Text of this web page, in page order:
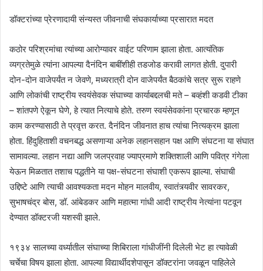
डॉक्टरांच्या प्रेरणादायी संन्यस्त जीवनाची संघकार्याच्या प्रसारात मदत
कठोर परिश्रमांचा त्यांच्या आरोग्यावर वाईट परिणाम झाला होता. आत्यंतिक
व्यग्रतेमुळे त्यांना आपल्या दैनंदिन बाबींशीही तडजोड करावी लागत होती. दुपारी
दोन-दोन वाजेपर्यंत न जेवणे, मध्यरात्री दोन वाजेपर्यंत बैठकांचे सत्र सुरू राहणे
आणि लोकांची राष्ट्रीय स्वयंसेवक संघाच्या कार्याबद्दलची मते – बव्हंशी कडवी टीका
– शांतपणे ऐकून घेणे, हे त्यात नित्याचे होते. तरुण स्वयंसेवकांना प्रचारक म्हणून
काम करण्यासाठी ते प्रवृत्त करत. दैनंदिन जीवनात हाच त्यांचा नित्यक्रम झाला
होता. हिंदुहिताशी वचनबद्ध असणाऱ्या अनेक लहानसहान पक्ष आणि संघटना या संघात
सामावल्या. लहान नद्या आणि जलप्रवाह ज्याप्रमाणे शक्तिशाली आणि पवित्र गंगेला
येऊन मिळतात तशाच पद्धतीने या पक्ष-संघटना संघाशी एकरूप झाल्या. संघाची
उद्दिष्टे आणि त्याची आवश्यकता मदन मोहन मालवीय, स्वातंत्र्यवीर सावरकर,
सुभाषचंद्र बोस, डॉ. आंबेडकर आणि महात्मा गांधी आदी राष्ट्रीय नेत्यांना पटवून
देण्यात डॉक्टरजी यशस्वी झाले.
१९३४ सालच्या वर्ध्यातील संघाच्या शिबिराला गांधीजींनी दिलेली भेट हा त्यावेळी
चर्चेचा विषय झाला होता. आपल्या विद्यार्थीदशेपासून डॉक्टरांना जवळून पाहिलेले